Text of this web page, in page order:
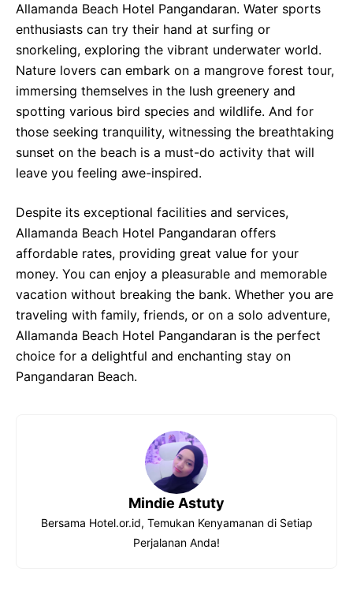
Allamanda Beach Hotel Pangandaran. Water sports
enthusiasts can try their hand at surfing or
snorkeling, exploring the vibrant underwater world.
Nature lovers can embark on a mangrove forest tour,
immersing themselves in the lush greenery and
spotting various bird species and wildlife. And for
those seeking tranquility, witnessing the breathtaking
sunset on the beach is a must-do activity that will
leave you feeling awe-inspired.
Despite its exceptional facilities and services,
Allamanda Beach Hotel Pangandaran offers
affordable rates, providing great value for your
money. You can enjoy a pleasurable and memorable
vacation without breaking the bank. Whether you are
traveling with family, friends, or on a solo adventure,
Allamanda Beach Hotel Pangandaran is the perfect
choice for a delightful and enchanting stay on
Pangandaran Beach.
Mindie Astuty
Bersama Hotel.or.id, Temukan Kenyamanan di Setiap
Perjalanan Anda!